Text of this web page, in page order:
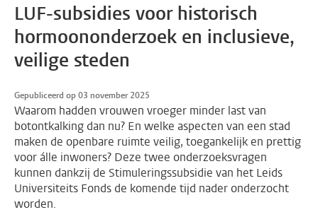
LUF-subsidies voor historisch
hormoononderzoek en inclusieve,
veilige steden
Gepubliceerd op 03 november 2025
Waarom hadden vrouwen vroeger minder last van
botontkalking dan nu? En welke aspecten van een stad
maken de openbare ruimte veilig, toegankelijk en prettig
voor álle inwoners? Deze twee onderzoeksvragen
kunnen dankzij de Stimuleringssubsidie van het Leids
Universiteits Fonds de komende tijd nader onderzocht
worden.